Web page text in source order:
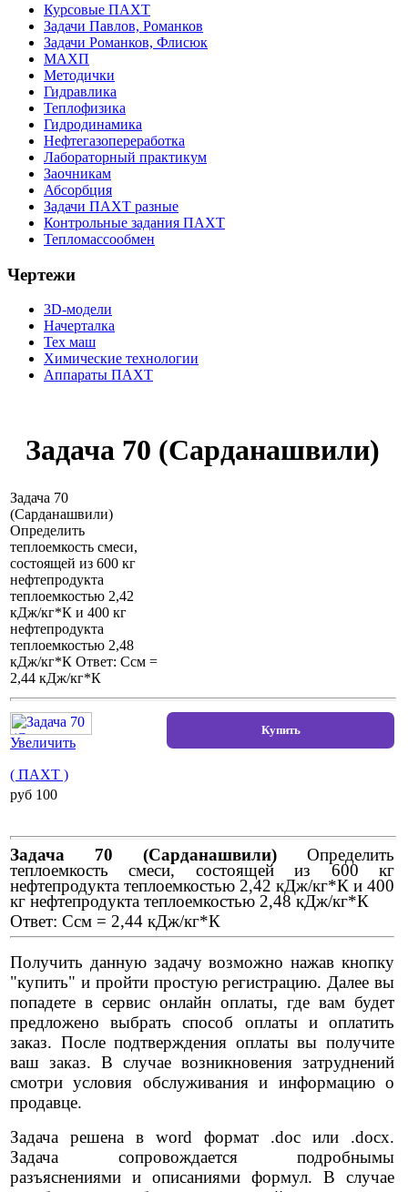
Курсовые ПАХТ
Задачи Павлов, Романков
Задачи Романков, Флисюк
МАХП
Методички
Гидравлика
Теплофизика
Гидродинамика
Нефтегазопереработка
Лабораторный практикум
Заочникам
Абсорбция
Задачи ПАХТ разные
Контрольные задания ПАХТ
Тепломассообмен
Чертежи
3D-модели
Начерталка
Тех маш
Химические технологии
Аппараты ПАХТ
Задача 70 (Сарданашвили)
Задача 70
(Сарданашвили)
Определить
теплоемкость смеси,
состоящей из 600 кг
нефтепродукта
теплоемкостью 2,42
кДж/кг*К и 400 кг
нефтепродукта
теплоемкостью 2,48
кДж/кг*К Ответ: Ссм =
2,44 кДж/кг*К
Увеличить
( ПАХТ )
pуб 100
Задача 70 (Сарданашвили) Определить
теплоемкость смеси, состоящей из 600 кг
нефтепродукта теплоемкостью 2,42 кДж/кг*К и 400
кг нефтепродукта теплоемкостью 2,48 кДж/кг*К
Ответ: Ссм = 2,44 кДж/кг*К
Получить данную задачу возможно нажав кнопку
"купить" и пройти простую регистрацию. Далее вы
попадете в сервис онлайн оплаты, где вам будет
предложено выбрать способ оплаты и оплатить
заказ. После подтверждения оплаты вы получите
ваш заказ. В случае возникновения затруднений
смотри условия обслуживания и информацию о
продавце.
Задача решена в word формат .doc или .docx.
Задача сопровождается подробнымы
разъяснениями и описаниями формул. В случае